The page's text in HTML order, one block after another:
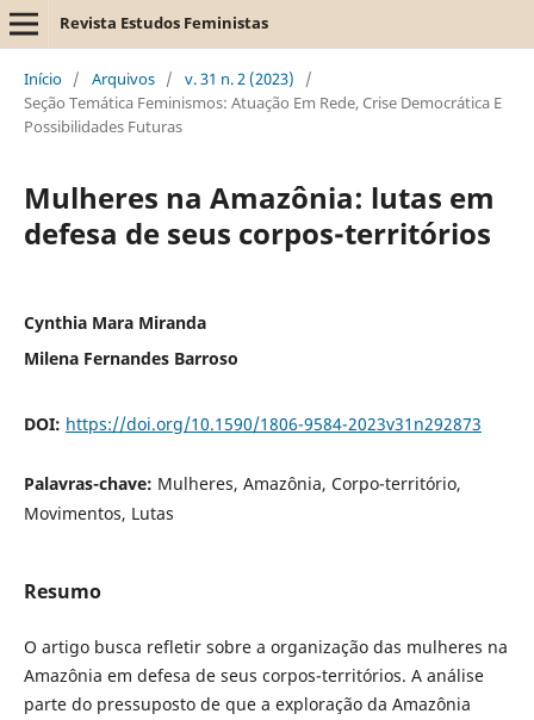
Revista Estudos Feministas
Início / Arquivos / v. 31 n. 2 (2023)
/
Seção Temática Feminismos: Atuação Em Rede, Crise Democrática E
Possibilidades Futuras
Mulheres na Amazônia: lutas em
defesa de seus corpos-territórios
Cynthia Mara Miranda
Milena Fernandes Barroso
DOI: https://doi.org/10.1590/1806-9584-2023v31n292873
Palavras-chave: Mulheres, Amazônia, Corpo-território,
Movimentos, Lutas
Resumo
O artigo busca refletir sobre a organização das mulheres na
Amazônia em defesa de seus corpos-territórios. A análise
parte do pressuposto de que a exploração da Amazônia